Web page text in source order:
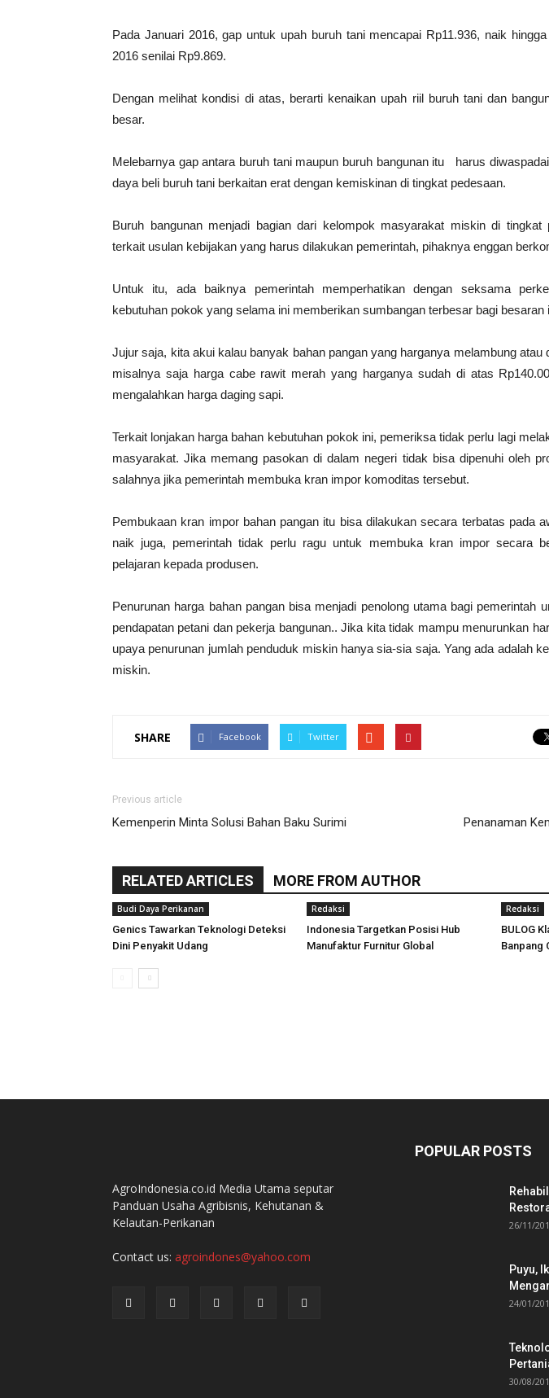
Pada Januari 2016, gap untuk upah buruh tani mencapai Rp11.936, naik
2016 senilai Rp9.869.
Dengan melihat kondisi di atas, berarti kenaikan upah riil buruh tani dan
besar.
Melebarnya gap antara buruh tani maupun buruh bangunan itu harus
daya beli buruh tani berkaitan erat dengan kemiskinan di tingkat pedesaan.
Buruh bangunan menjadi bagian dari kelompok masyarakat miskin di tingkat
terkait usulan kebijakan yang harus dilakukan pemerintah, pihaknya enggan
Untuk itu, ada baiknya pemerintah memperhatikan dengan seksama
kebutuhan pokok yang selama ini memberikan sumbangan terbesar bagi besaran
Jujur saja, kita akui kalau banyak bahan pangan yang harganya melambung atau
misalnya saja harga cabe rawit merah yang harganya sudah di atas
mengalahkan harga daging sapi.
Terkait lonjakan harga bahan kebutuhan pokok ini, pemeriksa tidak perlu lagi
masyarakat. Jika memang pasokan di dalam negeri tidak bisa dipenuhi oleh
salahnya jika pemerintah membuka kran impor komoditas tersebut.
Pembukaan kran impor bahan pangan itu bisa dilakukan secara terbatas pada
naik juga, pemerintah tidak perlu ragu untuk membuka kran impor secara
pelajaran kepada produsen.
Penurunan harga bahan pangan bisa menjadi penolong utama bagi pemerintah
pendapatan petani dan pekerja bangunan.. Jika kita tidak mampu menurunkan
upaya penurunan jumlah penduduk miskin hanya sia-sia saja. Yang ada adalah
miskin.
SHARE Facebook Twitter
Previous article
Kemenperin Minta Solusi Bahan Baku Surimi Penanaman
RELATED ARTICLES MORE FROM AUTHOR
Budi Daya Perikanan
Genics Tawarkan Teknologi Deteksi
Dini Penyakit Udang
Redaksi
Indonesia Targetkan Posisi Hub
Manufaktur Furnitur Global
Redaksi
BULOG
Banpang
AgroIndonesia.co.id Media Utama seputar
Panduan Usaha Agribisnis, Kehutanan &
Kelautan-Perikanan
Contact us: agroindones@yahoo.com
POPULAR POSTS
26/11/
Puyu,
24/01/
30/08/